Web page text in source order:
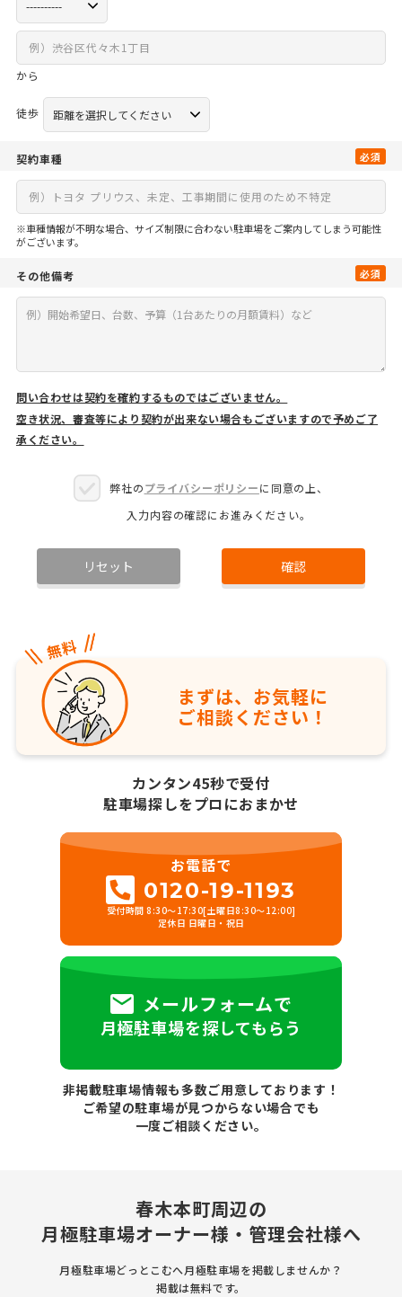
から
徒歩
契約車種 必須
※車種情報が不明な場合、サイズ制限に合わない駐車場をご案内してしまう可能性
がございます。
その他備考 必須
問い合わせは契約を確約するものではございません。
空き状況、審査等により契約が出来ない場合もございますので予めご了
承ください。
弊社のプライバシーポリシーに同意の上、
入力内容の確認にお進みください。
リセット 確認
まずは、お気軽に
ご相談ください！
カンタン45秒で受付
駐車場探しをプロにおまかせ
お電話で
0120-19-1193
受付時間 8:30～17:30[土曜日8:30～12:00]
定休日 日曜日・祝日
メールフォームで
月極駐車場を探してもらう
非掲載駐車場情報も多数ご用意しております！
ご希望の駐車場が見つからない場合でも
一度ご相談ください。
春木本町周辺の
月極駐車場オーナー様・管理会社様へ
月極駐車場どっとこむへ月極駐車場を掲載しませんか？
掲載は無料です。